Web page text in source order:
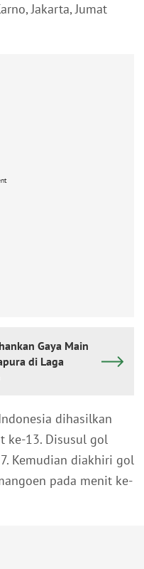
Jakarta, Jumat
Gaya Main
di Laga
dihasilkan
ke-13. Disusul gol
Kemudian diakhiri gol
pada menit ke-